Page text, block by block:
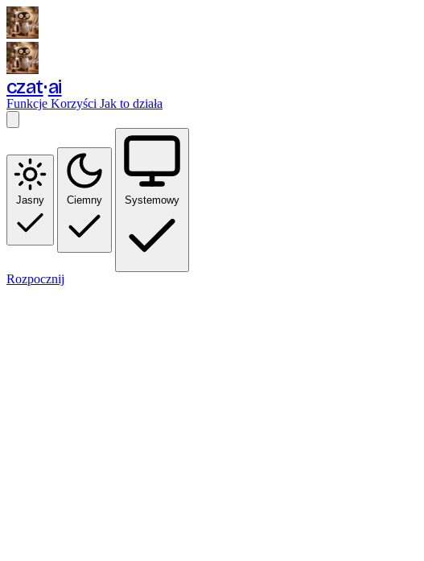
czat ai
Funkcje Korzyści Jak to działa
Jasny Ciemny Systemowy
Rozpocznij